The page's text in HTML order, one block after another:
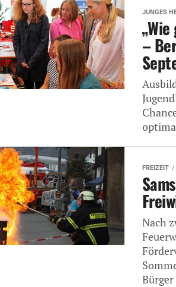
JUNGES
–
FREIZEIT
Nach